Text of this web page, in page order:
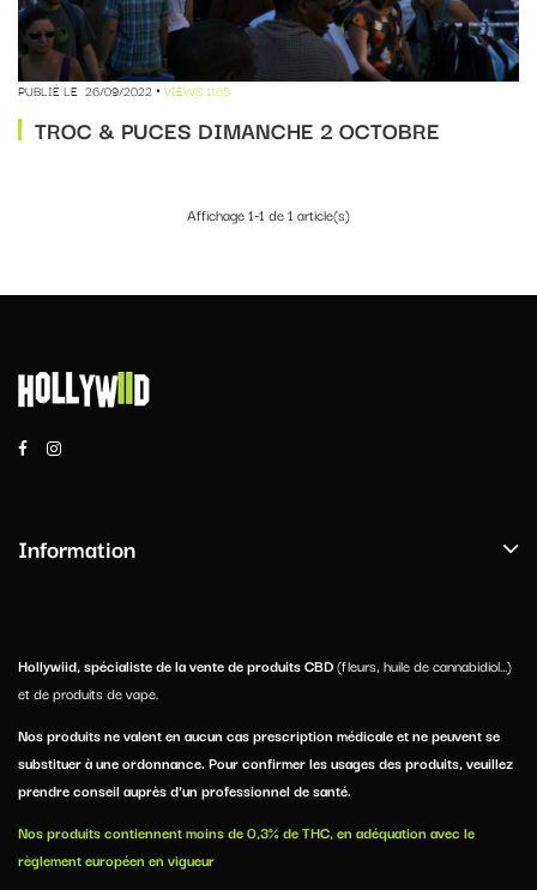
PUBLIÉ LE 26/09/2022 VIEWS 1165
TROC & PUCES DIMANCHE 2 OCTOBRE
Affichage 1-1 de 1 article(s)
Information
Hollywiid, spécialiste de la vente de produits CBD(fleurs, huile de cannabidiol...)
et de produits de vape.
Nos produits ne valent en aucun cas prescription médicale et ne peuvent se
substituer à une ordonnance. Pour confirmer les usages des produits, veuillez
prendre conseil auprès d’un professionnel de santé.
Nos produits contiennent moins de 0,3% de THC, en adéquation avec le
règlement européen en vigueur